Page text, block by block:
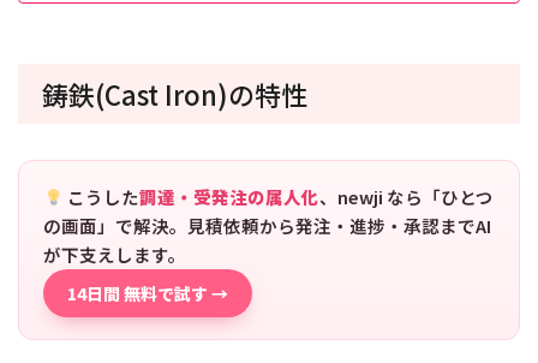
鋳鉄(Cast Iron)の特性
こうした調達・受発注の属人化、newji なら「ひとつ
の画面」で解決。見積依頼から発注・進捗・承認までAI
が下支えします。
14日間 無料で試す →